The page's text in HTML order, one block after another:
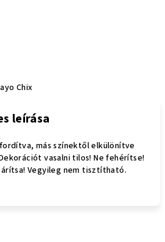
Chix
leírása
más színektől elkülönítve
vasalni tilos! Ne fehérítse!
Vegyileg nem tisztítható.